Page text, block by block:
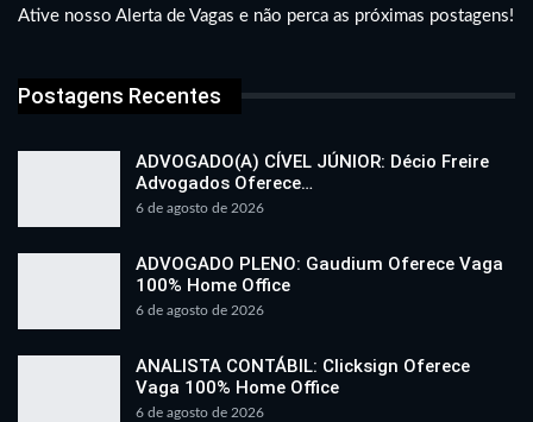
Ative nosso Alerta de Vagas e não perca as próximas postagens!
Postagens Recentes
ADVOGADO(A) CÍVEL JÚNIOR: Décio Freire
Advogados Oferece…
6 de agosto de 2026
ADVOGADO PLENO: Gaudium Oferece Vaga
100% Home Office
6 de agosto de 2026
ANALISTA CONTÁBIL: Clicksign Oferece
Vaga 100% Home Office
6 de agosto de 2026